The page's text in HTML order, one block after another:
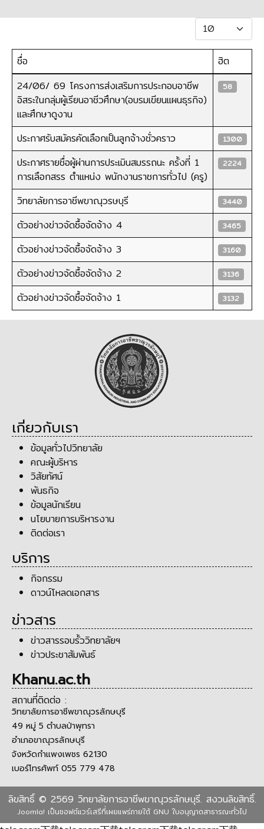
แสดง #
เนื้อหา
ชื่อ
ฮิต
24/06/ 69 โครงการส่งเสริมการประกอบอาชีพ
อิสระในกลุ่มผู้เรียนอาชีวศึกษา(อบรมเขียนแผนธุรกิจ)
และศึกษาดูงาน
58
ประกาศรับสมัครคัดเลือกเป็นลูกจ้างชั่วคราว 1300
ประกาศรายชื่อผู้ผ่านการประเมินสมรรถนะ ครั้งที่ 1
การเลือกสรร ตำแหน่ง พนักงานราชการทั่วไป (ครู)
2224
วิทยาลัยการอาชีพขาณุวรษบุรี 3440
ตัวอย่างข่าวจัดซื้อจัดจ้าง 4 3465
ตัวอย่างข่าวจัดซื้อจัดจ้าง 3 3160
ตัวอย่างข่าวจัดซื้อจัดจ้าง 2 3136
ตัวอย่างข่าวจัดซื้อจัดจ้าง 1 3132
เกี่ยวกับเรา
ข้อมูลทั่วไปวิทยาลัย
คณะผู้บริหาร
วิสัยทัศน์
พันธกิจ
ข้อมูลนักเรียน
นโยบายการบริหารงาน
ติดต่อเรา
บริการ
กิจกรรม
ดาวน์โหลดเอกสาร
ข่าวสาร
ข่าวสารรอบรั้ววิทยาลัยฯ
ข่าวประชาสัมพันธ์
Khanu.ac.th
สถานที่ติดต่อ :
วิทยาลัยการอาชีพขาณุวรลักษบุรี
49 หมู่ 5 ตำบลป่าพุทรา
อำเภอขาณุวรลักษบุรี
จังหวัดกำแพงเพชร 62130
เบอร์โทรศัพท์ 055 779 478
ลิขสิทธิ์ © 2569 วิทยาลัยการอาชีพขาณุวรลักษบุรี. สงวนลิขสิทธิ์.
Joomla! เป็นซอฟต์แวร์เสรีที่เผยแพร่ภายใต้ GNU ใบอนุญาตสาธารณะทั่วไป